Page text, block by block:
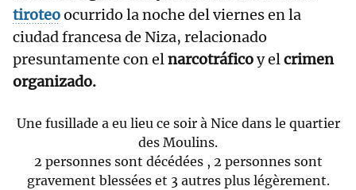
tiroteoocurrido la noche del viernes en la
ciudad francesa de Niza, relacionado
presuntamente con elnarcotráficoy elcrimen
organizado.
Une fusillade a eu lieu ce soir à Nice dans le quartier
des Moulins.
2 personnes sont décédées , 2 personnes sont
gravement blessées et 3 autres plus légèrement.